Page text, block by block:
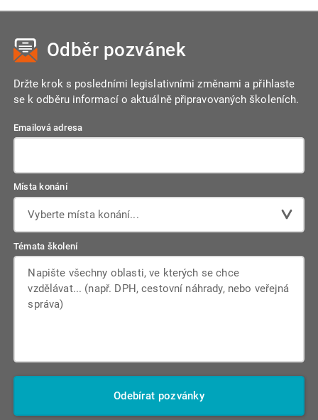
Odběr pozvánek
Držte krok s posledními legislativními změnami a přihlaste
se k odběru informací o aktuálně připravovaných školeních.
Emailová adresa
Místa konání
Vyberte místa konání...
Témata školení
Odebírat pozvánky